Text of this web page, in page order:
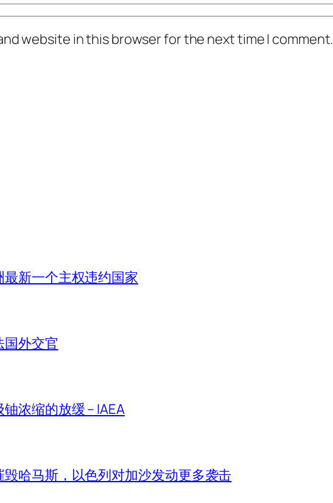
website in this browser for the next time I comment.
新一个主权违约国家
国外交官
浓缩的放缓 – IAEA
哈马斯，以色列对加沙发动更多袭击